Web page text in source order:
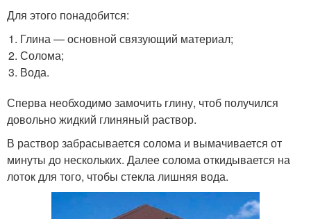
Для этого понадобится:
Глина — основной связующий материал;
Солома;
Вода.
Сперва необходимо замочить глину, чтоб получился
довольно жидкий глиняный раствор.
В раствор забрасывается солома и вымачивается от
минуты до нескольких. Далее солома откидывается на
лоток для того, чтобы стекла лишняя вода.